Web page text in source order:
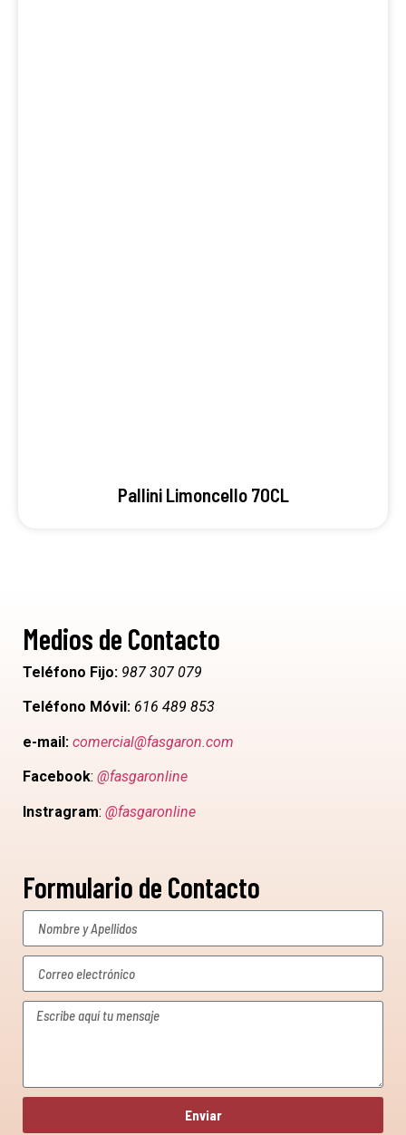
Pallini Limoncello 70CL
Medios de Contacto
Teléfono Fijo: 987 307 079
Teléfono Móvil: 616 489 853
e-mail: comercial@fasgaron.com
Facebook: @fasgaronline
Instragram: @fasgaronline
Enviar
Formulario de Contacto